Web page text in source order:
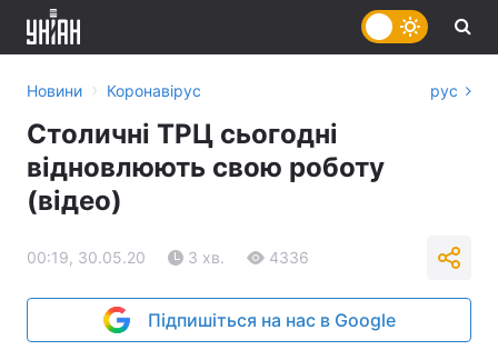
Новини › Коронавірус рус
Столичні ТРЦ сьогодні
відновлюють свою роботу
(відео)
00:19, 30.05.20 3 хв. 4336
Підпишіться на нас в Google